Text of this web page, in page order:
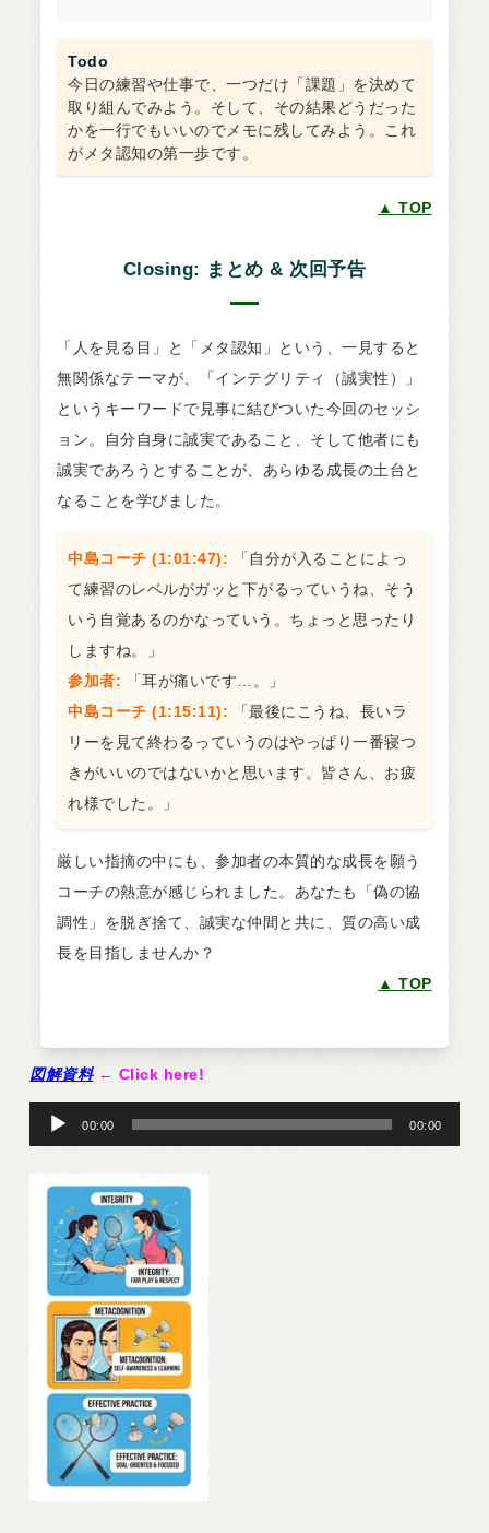
Todo
今日の練習や仕事で、一つだけ「課題」を決めて
取り組んでみよう。そして、その結果どうだった
かを一行でもいいのでメモに残してみよう。これ
がメタ認知の第一歩です。
▲ TOP
Closing: まとめ & 次回予告
「人を見る目」と「メタ認知」という、一見すると
無関係なテーマが、「インテグリティ（誠実性）」
というキーワードで見事に結びついた今回のセッシ
ョン。自分自身に誠実であること、そして他者にも
誠実であろうとすることが、あらゆる成長の土台と
なることを学びました。
中島コーチ (1:01:47): 「自分が入ることによっ
て練習のレベルがガッと下がるっていうね、そう
いう自覚あるのかなっていう。ちょっと思ったり
しますね。」
参加者: 「耳が痛いです…。」
中島コーチ (1:15:11): 「最後にこうね、長いラ
リーを見て終わるっていうのはやっぱり一番寝つ
きがいいのではないかと思います。皆さん、お疲
れ様でした。」
厳しい指摘の中にも、参加者の本質的な成長を願う
コーチの熱意が感じられました。あなたも「偽の協
調性」を脱ぎ捨て、誠実な仲間と共に、質の高い成
長を目指しませんか？
▲ TOP
図解資料 ← Click here!
音
プ
00:00 00:00